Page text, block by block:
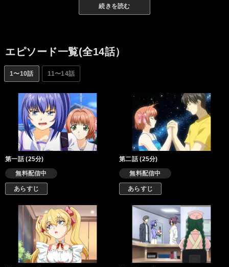
続きを読む
エピソード一覧(全14話）
1〜10話 11〜14話
第一話 (25分)
無料配信中
あらすじ
第二話 (25分)
無料配信中
あらすじ